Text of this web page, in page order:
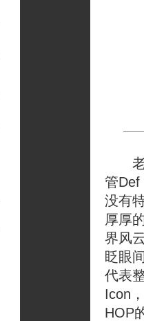
老
管Def
没有
厚厚
界风
眨眼
代表
Icon
HOP